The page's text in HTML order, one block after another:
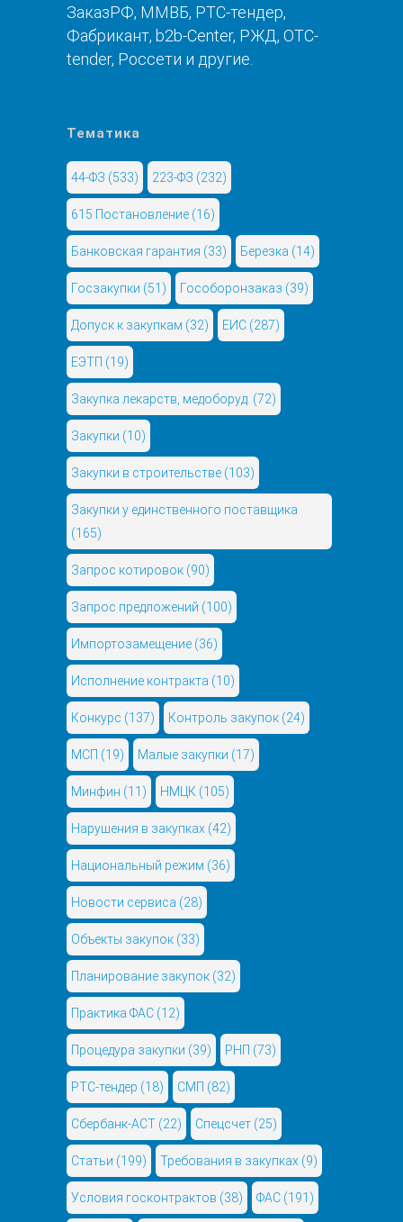
ЗаказРФ, ММВБ, РТС-тендер,
Фабрикант, b2b-Center, РЖД, OTC-
tender, Россети и другие.
Тематика
44-ФЗ (533) 223-ФЗ (232)
615 Постановление (16)
Банковская гарантия (33) Березка (14)
Госзакупки (51) Гособоронзаказ (39)
Допуск к закупкам (32) ЕИС (287)
ЕЭТП (19)
Закупка лекарств, медоборуд. (72)
Закупки (10)
Закупки в строительстве (103)
Закупки у единственного поставщика
(165)
Запрос котировок (90)
Запрос предложений (100)
Импортозамещение (36)
Исполнение контракта (10)
Конкурс (137) Контроль закупок (24)
МСП (19) Малые закупки (17)
Минфин (11) НМЦК (105)
Нарушения в закупках (42)
Национальный режим (36)
Новости сервиса (28)
Объекты закупок (33)
Планирование закупок (32)
Практика ФАС (12)
Процедура закупки (39) РНП (73)
РТС-тендер (18) СМП (82)
Сбербанк-АСТ (22) Спецсчет (25)
Статьи (199) Требования в закупках (9)
Условия госконтрактов (38) ФАС (191)